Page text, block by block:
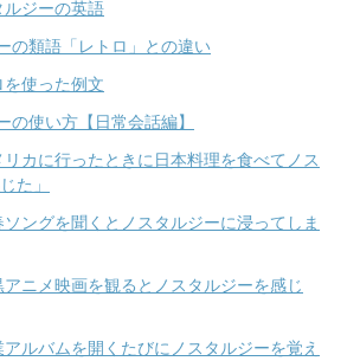
ルジーの英語
の類語「レトロ」との違い
を使った例文
の使い方【日常会話編】
リカに行ったときに日本料理を食べてノス
た」
ソングを聞くとノスタルジーに浸ってしま
アニメ映画を観るとノスタルジーを感じ
アルバムを開くたびにノスタルジーを覚え